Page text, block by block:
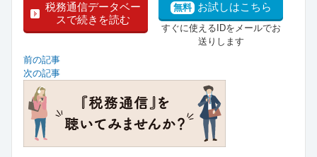
税務通信データベー
スで続きを読む
無料 お試しはこちら
すぐに使えるIDをメールでお
送りします
前の記事
次の記事